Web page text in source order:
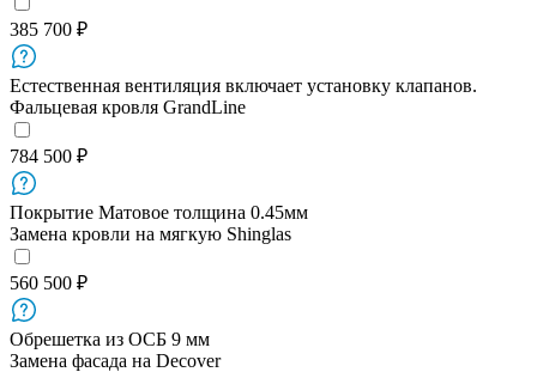
385 700 ₽
Естественная вентиляция включает установку клапанов.
Фальцевая кровля GrandLine
784 500 ₽
Покрытие Матовое толщина 0.45мм
Замена кровли на мягкую Shinglas
560 500 ₽
Обрешетка из ОСБ 9 мм
Замена фасада на Decover